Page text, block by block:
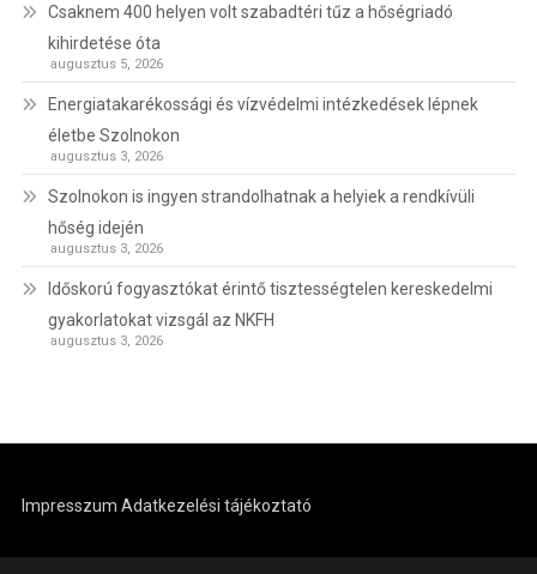
Csaknem 400 helyen volt szabadtéri tűz a hőségriadó
kihirdetése óta
augusztus 5, 2026
Energiatakarékossági és vízvédelmi intézkedések lépnek
életbe Szolnokon
augusztus 3, 2026
Szolnokon is ingyen strandolhatnak a helyiek a rendkívüli
hőség idején
augusztus 3, 2026
Időskorú fogyasztókat érintő tisztességtelen kereskedelmi
gyakorlatokat vizsgál az NKFH
augusztus 3, 2026
Impresszum Adatkezelési tájékoztató